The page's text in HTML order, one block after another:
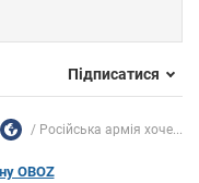
Підписатися
Російська армія хоче...
OBOZ